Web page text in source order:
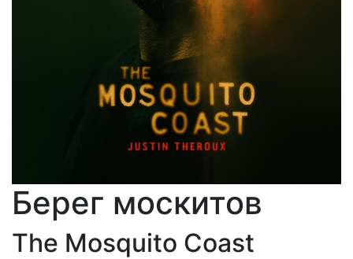
Берег москитов
The Mosquito Coast